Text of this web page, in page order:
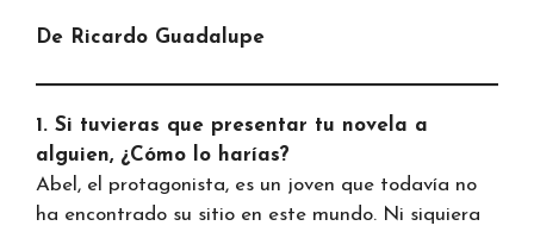
De Ricardo Guadalupe
1. Si tuvieras que presentar tu novela a
alguien, ¿Cómo lo harías?
Abel, el protagonista, es un joven que todavía no
ha encontrado su sitio en este mundo. Ni siquiera